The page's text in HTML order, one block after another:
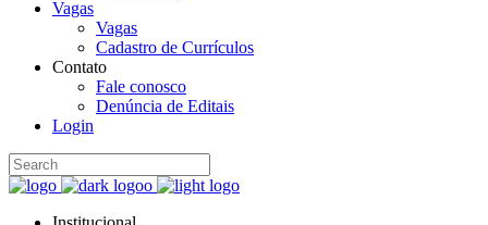
Vagas
Vagas
Cadastro de Currículos
Contato
Fale conosco
Denúncia de Editais
Login